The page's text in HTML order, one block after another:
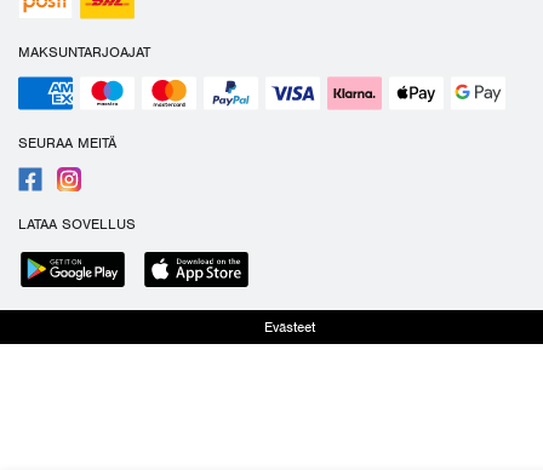
MAKSUNTARJOAJAT
SEURAA MEITÄ
LATAA SOVELLUS
Evästeet